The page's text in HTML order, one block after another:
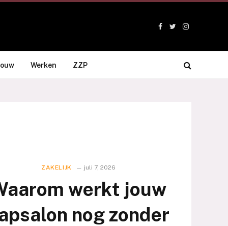
Facebook
TwitterInstagram
Werken ZZP
ZAKELIJK juli 7, 2026
werkt jouw
nog zonder